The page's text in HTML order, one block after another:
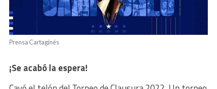
Prensa Cartaginés
¡Se acabó la espera!